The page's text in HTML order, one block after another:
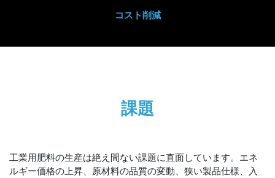
コスト削減
課題
工業用肥料の生産は絶え間ない課題に直面しています。エネ
ルギー価格の上昇、原材料の品質の変動、狭い製品仕様、入